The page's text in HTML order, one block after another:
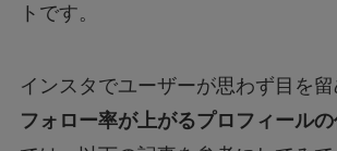
トです。
インスタでユーザーが思わず目を留
フォロー率が上がるプロフィール